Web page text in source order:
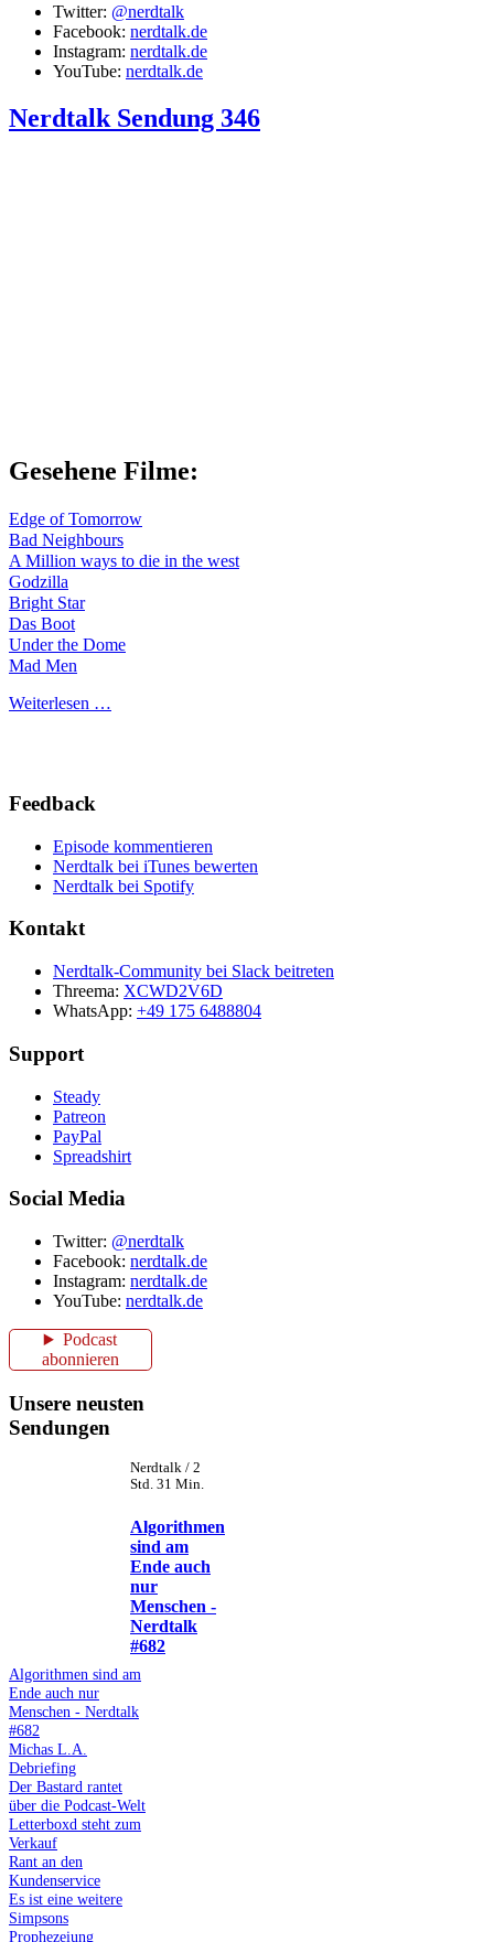
Twitter: @nerdtalk
Facebook: nerdtalk.de
Instagram: nerdtalk.de
YouTube: nerdtalk.de
Nerdtalk Sendung 346
Gesehene Filme:
Edge of Tomorrow
Bad Neighbours
A Million ways to die in the west
Godzilla
Bright Star
Das Boot
Under the Dome
Mad Men
Weiterlesen …
Feedback
Episode kommentieren
Nerdtalk bei iTunes bewerten
Nerdtalk bei Spotify
Kontakt
Nerdtalk-Community bei Slack beitreten
Threema: XCWD2V6D
WhatsApp: +49 175 6488804
Support
Steady
Patreon
PayPal
Spreadshirt
Social Media
Twitter: @nerdtalk
Facebook: nerdtalk.de
Instagram: nerdtalk.de
YouTube: nerdtalk.de
Podcast
abonnieren
Unsere neusten
Sendungen
Nerdtalk / 2
Std. 31 Min.
Algorithmen
sind am
Ende auch
nur
Menschen -
Nerdtalk
#682
Algorithmen sind am
Ende auch nur
Menschen - Nerdtalk
#682
Michas L.A.
Debriefing
Der Bastard rantet
über die Podcast-Welt
Letterboxd steht zum
Verkauf
Rant an den
Kundenservice
Es ist eine weitere
Simpsons
Prophezeiung